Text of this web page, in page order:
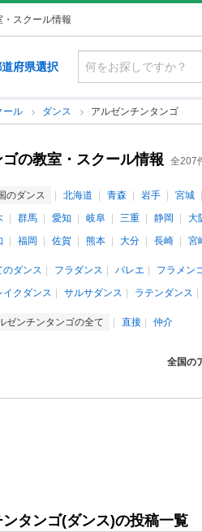
スクール情報
府県選択
ール ダンス アルゼンチンタンゴ
の教室・スクール情報 全207
のダンス 北海道 青森 岩手 宮城
群馬 愛知 岐阜 三重 静岡 大
福岡 佐賀 熊本 大分 長崎 宮
のダンス フラダンス バレエ フラメン
イクダンス
サルサダンス ラテンダンス
ゼンチンタンゴの全て 直接 仲介
全国の
タンゴ(ダンス)の投稿一覧